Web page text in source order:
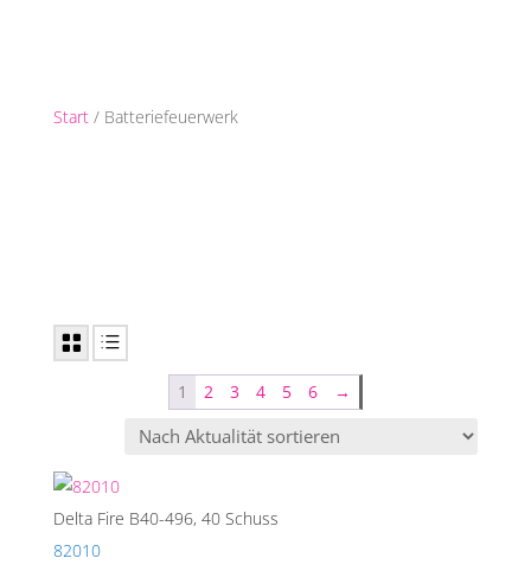
Start/ Batteriefeuerwerk
1 2 3 4 5 6 →
Delta Fire B40-496, 40 Schuss
82010